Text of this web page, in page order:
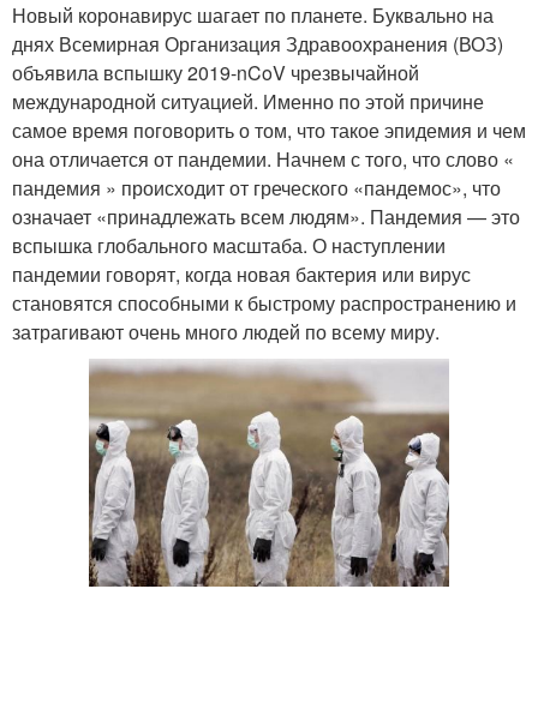
Новый коронавирус шагает по планете. Буквально на
днях Всемирная Организация Здравоохранения (ВОЗ)
объявила вспышку 2019-nCoV чрезвычайной
международной ситуацией. Именно по этой причине
самое время поговорить о том, что такое эпидемия и чем
она отличается от пандемии. Начнем с того, что слово «
пандемия » происходит от греческого «пандемос», что
означает «принадлежать всем людям». Пандемия — это
вспышка глобального масштаба. О наступлении
пандемии говорят, когда новая бактерия или вирус
становятся способными к быстрому распространению и
затрагивают очень много людей по всему миру.